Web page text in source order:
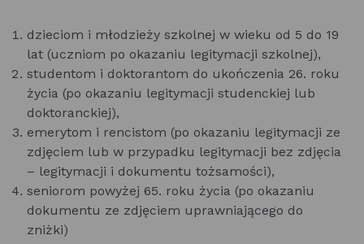
dzieciom i młodzieży szkolnej w wieku od 5 do 19
lat (uczniom po okazaniu legitymacji szkolnej),
studentom i doktorantom do ukończenia 26. roku
życia (po okazaniu legitymacji studenckiej lub
doktoranckiej),
emerytom i rencistom (po okazaniu legitymacji ze
zdjęciem lub w przypadku legitymacji bez zdjęcia
– legitymacji i dokumentu tożsamości),
seniorom powyżej 65. roku życia (po okazaniu
dokumentu ze zdjęciem uprawniającego do
zniżki)